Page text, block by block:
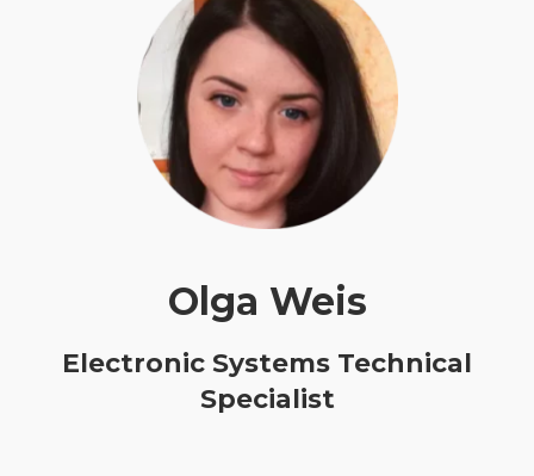
Olga Weis
Electronic Systems Technical
Specialist